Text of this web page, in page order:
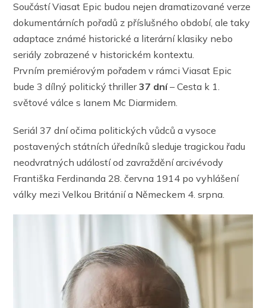
Součástí Viasat Epic budou nejen dramatizované verze
dokumentárních pořadů z příslušného období, ale taky
adaptace známé historické a literární klasiky nebo
seriály zobrazené v historickém kontextu.
Prvním premiérovým pořadem v rámci Viasat Epic
bude 3 dílný politický thriller37 dní– Cesta k 1.
světové válce s Ianem Mc Diarmidem.
Seriál 37 dní očima politických vůdců a vysoce
postavených státních úředníků sleduje tragickou řadu
neodvratných událostí od zavraždění arcivévody
Františka Ferdinanda 28. června 1914 po vyhlášení
války mezi Velkou Británií a Německem 4. srpna.